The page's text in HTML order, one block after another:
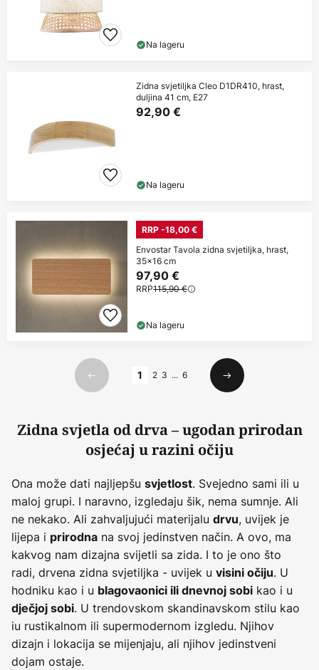
Na lageru
Zidna svjetiljka Cleo D1DR410, hrast,
duljina 41 cm, E27
92,90 €
Na lageru
RRP -18,00 €
Envostar Tavola zidna svjetiljka, hrast,
35x16 cm
97,90 €
RRP115,90 €
Na lageru
Prethodno
1 2 3 ... 6
Sljedeći
Zidna svjetla od drva – ugodan prirodan
osjećaj u razini očiju
Ona može dati najljepšu svjetlost. Svejedno sami ili u
maloj grupi. I naravno, izgledaju šik, nema sumnje. Ali
ne nekako. Ali zahvaljujući materijalu drvu, uvijek je
lijepa i prirodna na svoj jedinstven način. A ovo, ma
kakvog nam dizajna svijetli sa zida. I to je ono što
radi, drvena zidna svjetiljka - uvijek u visini očiju. U
hodniku kao i u blagovaonici ili dnevnoj sobi kao i u
dječjoj sobi. U trendovskom skandinavskom stilu kao
iu rustikalnom ili supermodernom izgledu. Njihov
dizajn i lokacija se mijenjaju, ali njihov jedinstveni
dojam ostaje.